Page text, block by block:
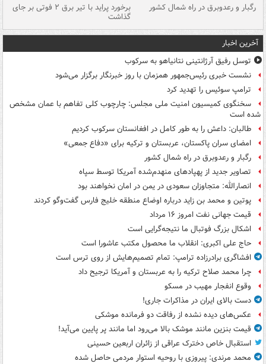
رگبار و رعدوبرق در راه شمال کشور برخورد پراید با تیر برق ۲ فوتی بر جای
گذاشت
آخرین اخبار
توسل رفیق آرژانتینی نتانیاهو به سرکوب
نشست خبری رئیس‌جمهور همزمان با روز خبرنگار برگزار می‌شود
ترامپ سوئیس را تهدید کرد
سخنگوی کمیسیون امنیت ملی مجلس: چارچوب کلی تفاهم با عمان مشخص
شده است
طالبان: داعش را به طور کامل در افغانستان سرکوب کردیم
امضای سران پاکستان، عربستان و ترکیه برای «دفاع جمعی»
رگبار و رعدوبرق در راه شمال کشور
تصاویر جدید از پهپادهای منهدم‌شده آمریکا توسط سپاه
انصارالله: متجاوزان سعودی در یمن در امان نخواهند بود
پوتین و محمد بن زاید درباره اوضاع منطقه خلیج فارس گفت‌وگو کردند
قیمت جهانی نفت امروز ۱۶ مرداد
اشکال بزرگ فوتبال ما نتیجه‌گرایی است
حاج علی اکبری: انقلاب ما محصول مکتب عاشورا است
افشاگری برادرزاده ترامپ: تمام تصمیم‌هایش از روی ترس است
چرا محمد صلاح ترکیه را به عربستان و آمریکا ترجیح داد
وقوع انفجار مهیب در مسکو
دست بالای ایران در مذاکرات جاری!
عکس‌های دیده نشده از رفاقت دو فرمانده‌ موشکی
قیمت بنزین مانند موشک بالا می‌رود اما مانند پر پایین می‌آید!
استقبال خاص دخترک عراقی از زائران اربعین حسینی
محمد مرندی: پیروزی با روحیه استوار مردمی حاصل شده